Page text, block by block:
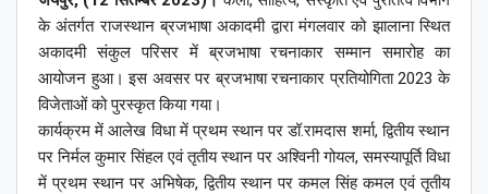
के अंतर्गत राजस्थान ब्रजभाषा अकादमी द्वारा मंगलवार को झालाना स्थित
अकादमी संकुल परिसर में ब्रजभाषा रचनाकार सम्मान समारोह का
आयोजन हुआ। इस अवसर पर ब्रजभाषा रचनाकार प्रतियोगिता 2023 के
विजेताओं को पुरस्कृत किया गया।
कार्यक्रम में आलेख विधा में प्रथम स्थान पर डॉ.रामदास शर्मा, द्वितीय स्थान
पर निर्मल कुमार सिंहल एवं तृतीय स्थान पर अश्विनी गोयल, समस्यापूर्ति विधा
में प्रथम स्थान पर अभिषेक, द्वितीय स्थान पर कमल सिंह कमल एवं तृतीय